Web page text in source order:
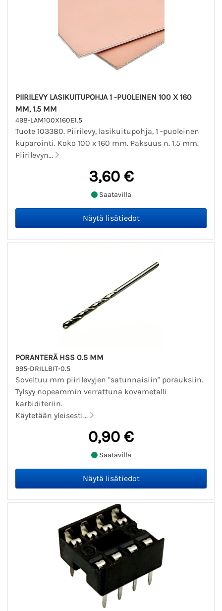
PIIRILEVY LASIKUITUPOHJA 1 -PUOLEINEN 100 X 160
MM, 1.5 MM
498-LAM100X160E1.5
Tuote 103380. Piirilevy, lasikuitupohja, 1 -puoleinen
kuparointi. Koko 100 x 160 mm. Paksuus n. 1.5 mm.
Piirilevyn...
3,60 €
Saatavilla
PORANTERÄ HSS 0.5 MM
995-DRILLBIT-0.5
Soveltuu mm piirilevyjen "satunnaisiin" porauksiin.
Tylsyy nopeammin verrattuna kovametalli
karbiditeriin.
Käytetään yleisesti...
0,90 €
Saatavilla